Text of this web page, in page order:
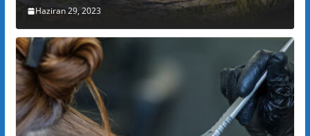
Haziran 29, 2023